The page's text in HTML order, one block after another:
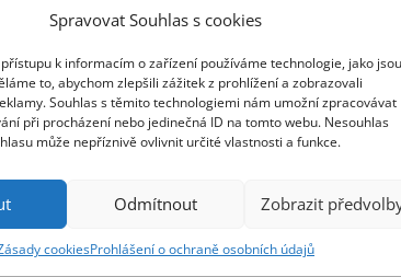
Spravovat Souhlas s cookies
k informacím o zařízení používáme technologie, jako jsou
to, abychom zlepšili zážitek z prohlížení a zobrazovali
Souhlas s těmito technologiemi nám umožní zpracovávat
při procházení nebo jedinečná ID na tomto webu. Nesouhlas
může nepříznivě ovlivnit určité vlastnosti a funkce.
Odmítnout Zobrazit
cookiesProhlášení o ochraně osobních údajů